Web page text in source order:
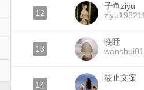
12
子鱼ziyu
13
晚睡
wanshui01
14
筱止文案